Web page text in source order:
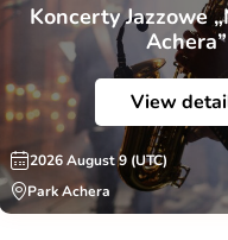
Koncerty Jazzowe
Achera”
View
2026 August 9 (UTC)
Park Achera